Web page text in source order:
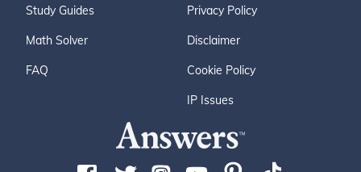
Study Guides
Math Solver
FAQ
Privacy Policy
Disclaimer
Cookie Policy
IP Issues